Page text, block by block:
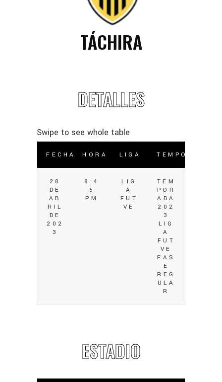
TÁCHIRA
DETALLES
FECHA HORA LIGA TEMPORADA
28
DE
AB
RIL
DE
202
3
8:4
5
PM
LIG
A
FUT
VE
TEM
POR
ADA
202
3
LIG
A
FUT
VE
FAS
E
REG
ULA
R
ESTADIO